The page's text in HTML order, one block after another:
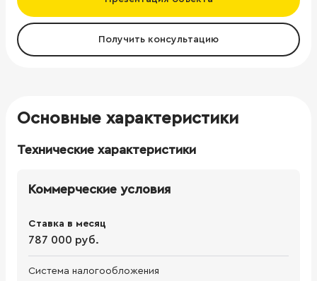
Получить консультацию
Основные характеристики
Технические характеристики
Коммерческие условия
Ставка в месяц
787 000 руб.
Система налогообложения